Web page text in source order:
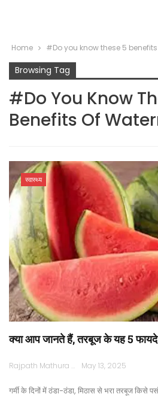
Home #Do you know these 5
Browsing Tag
#Do You Know
Benefits Of
स्वास्थ्य
क्या आप जानते हैं, तरबूज के यह 5 फायदे
Rajpath Mathura May 13, 2025
गर्मी के दिनों में ठंडा-ठंडा, मिठास से भरा तरबूज किसे